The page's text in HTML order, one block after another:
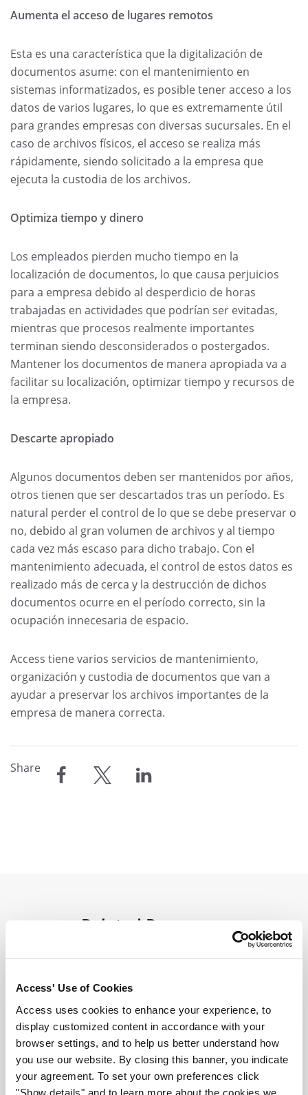
Access' Use of Cookies
Access uses cookies to enhance your experience, to
display customized content in accordance with your
browser settings, and to help us better understand how
you use our website. By closing this banner, you indicate
your agreement. To set your own preferences click
"Show details" and to learn more about the cookies we
Share
Aumenta el acceso de lugares remotos
Esta es una característica que la digitalización de
documentos asume: con el mantenimiento en
sistemas informatizados, es posible tener acceso a los
datos de varios lugares, lo que es extremamente útil
para grandes empresas con diversas sucursales. En el
caso de archivos físicos, el acceso se realiza más
rápidamente, siendo solicitado a la empresa que
ejecuta la custodia de los archivos.
Optimiza tiempo y dinero
Los empleados pierden mucho tiempo en la
localización de documentos, lo que causa perjuicios
para a empresa debido al desperdicio de horas
trabajadas en actividades que podrían ser evitadas,
mientras que procesos realmente importantes
terminan siendo desconsiderados o postergados.
Mantener los documentos de manera apropiada va a
facilitar su localización, optimizar tiempo y recursos de
la empresa.
Descarte apropiado
Algunos documentos deben ser mantenidos por años,
otros tienen que ser descartados tras un período. Es
natural perder el control de lo que se debe preservar o
no, debido al gran volumen de archivos y al tiempo
cada vez más escaso para dicho trabajo. Con el
mantenimiento adecuada, el control de estos datos es
realizado más de cerca y la destrucción de dichos
documentos ocurre en el período correcto, sin la
ocupación innecesaria de espacio.
Access tiene varios servicios de mantenimiento,
organización y custodia de documentos que van a
ayudar a preservar los archivos importantes de la
empresa de manera correcta.
Related Resources